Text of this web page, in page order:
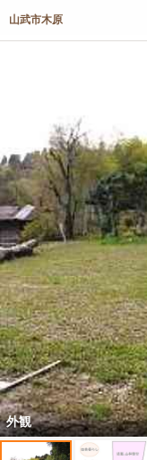
外観
山武市木原